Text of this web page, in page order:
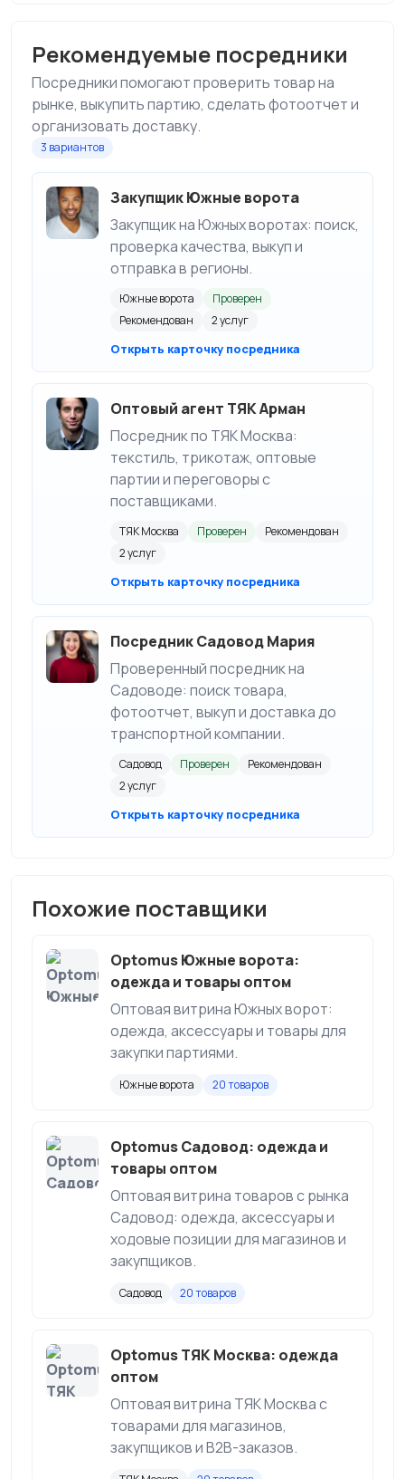
Рекомендуемые посредники
Посредники помогают проверить товар на
рынке, выкупить партию, сделать фотоотчет и
организовать доставку.
3 вариантов
Закупщик Южные ворота
Закупщик на Южных воротах: поиск,
проверка качества, выкуп и
отправка в регионы.
Южные ворота
Проверен
Рекомендован
2 услуг
Открыть карточку посредника
Оптовый агент ТЯК Арман
Посредник по ТЯК Москва:
текстиль, трикотаж, оптовые
партии и переговоры с
поставщиками.
ТЯК Москва Проверен
Рекомендован
2 услуг
Открыть карточку посредника
Посредник Садовод Мария
Проверенный посредник на
Садоводе: поиск товара,
фотоотчет, выкуп и доставка до
транспортной компании.
Садовод Проверен
Рекомендован
2 услуг
Открыть карточку посредника
Похожие поставщики
Optomus Южные ворота:
одежда и товары оптом
Оптовая витрина Южных ворот:
одежда, аксессуары и товары для
закупки партиями.
Южные ворота 20 товаров
Optomus Садовод: одежда и
товары оптом
Оптовая витрина товаров с рынка
Садовод: одежда, аксессуары и
ходовые позиции для магазинов и
закупщиков.
Садовод 20 товаров
Optomus ТЯК Москва: одежда
оптом
Оптовая витрина ТЯК Москва с
товарами для магазинов,
закупщиков и B2B-заказов.